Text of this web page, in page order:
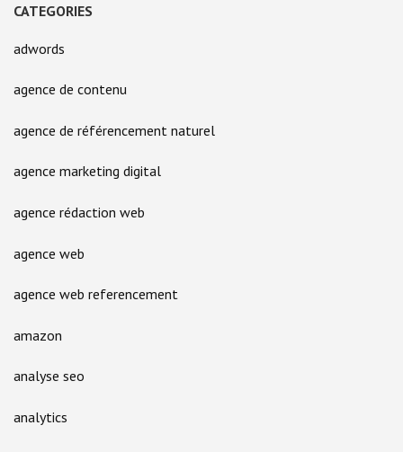
CATEGORIES
adwords
agence de contenu
agence de référencement naturel
agence marketing digital
agence rédaction web
agence web
agence web referencement
amazon
analyse seo
analytics